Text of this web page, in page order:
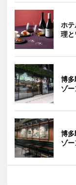
ホ
理
博
ゾ
博
ゾ